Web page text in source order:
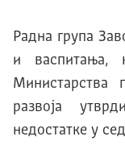
Радна група
и васпитања,
Министарства
развоја
недостатке у